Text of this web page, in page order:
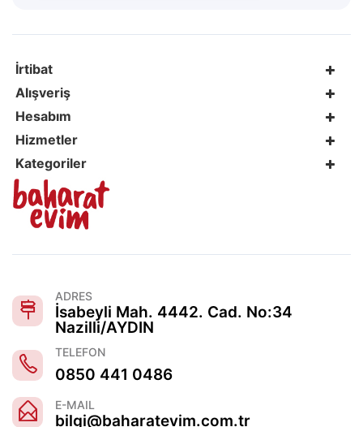
İrtibat
Alışveriş
Hesabım
Hizmetler
Kategoriler
ADRES
İsabeyli Mah. 4442. Cad. No:34
Nazilli/AYDIN
TELEFON
0850 441 0486
E-MAIL
bilgi@baharatevim.com.tr